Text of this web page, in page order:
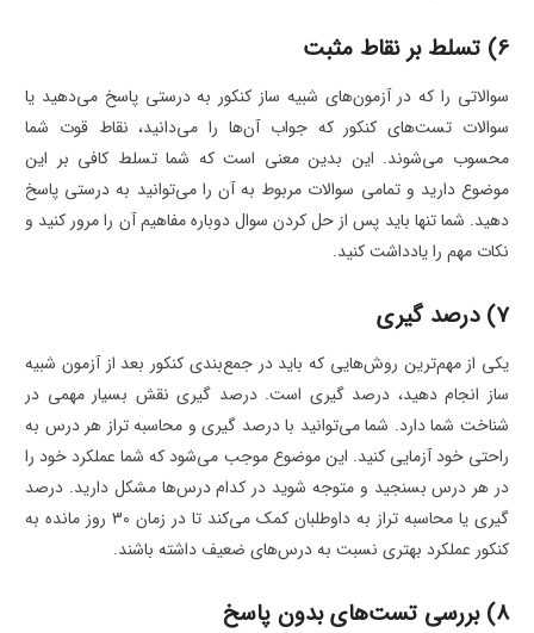
6) تسلط بر نقاط مثبت
سوالاتی را که در آزمون‌های شبیه ساز کنکور به درستی پاسخ می‌دهید یا
سوالات تست‌های کنکور که جواب آن‌ها را می‌دانید، نقاط قوت شما
محسوب می‌شوند. این بدین معنی است که شما تسلط کافی بر این
موضوع دارید و تمامی سوالات مربوط به آن را می‌توانید به درستی پاسخ
دهید. شما تنها باید پس از حل کردن سوال دوباره مفاهیم آن را مرور کنید و
نکات مهم را یادداشت کنید.
7) درصد گیری
یکی از مهم‌ترین روش‌هایی که باید در جمع‌بندی کنکور بعد از آزمون شبیه
ساز انجام دهید، درصد گیری است. درصد گیری نقش بسیار مهمی در
شناخت شما دارد. شما می‌توانید با درصد گیری و محاسبه تراز هر درس به
راحتی خود آزمایی کنید. این موضوع موجب می‌شود که شما عملکرد خود را
در هر درس بسنجید و متوجه شوید در کدام درس‌ها مشکل دارید. درصد
گیری یا محاسبه تراز به داوطلبان کمک می‌کند تا در زمان 30 روز مانده به
کنکور عملکرد بهتری نسبت به درس‌های ضعیف داشته باشند.
8) بررسی تست‌های بدون پاسخ